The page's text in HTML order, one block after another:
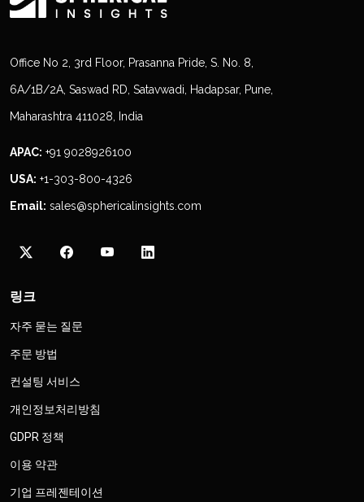
Office No 2, 3rd Floor, Prasanna Pride, S. No. 8,
6A/1B/2A, Saswad RD, Satavwadi, Hadapsar, Pune,
Maharashtra 411028, India
APAC: +91 9028926100
USA: +1-303-800-4326
Email: sales@sphericalinsights.com
링크
자주 묻는 질문
주문 방법
컨설팅 서비스
개인정보처리방침
GDPR 정책
이용 약관
기업 프레젠테이션